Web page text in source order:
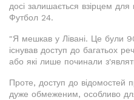
досі залишається взірцем
Футбол 24.
"Я мешкав у Лівані. Це були
існував доступ до багатьох
або які лише починали
Проте, доступ до відомостей
дуже обмеженим, особливо